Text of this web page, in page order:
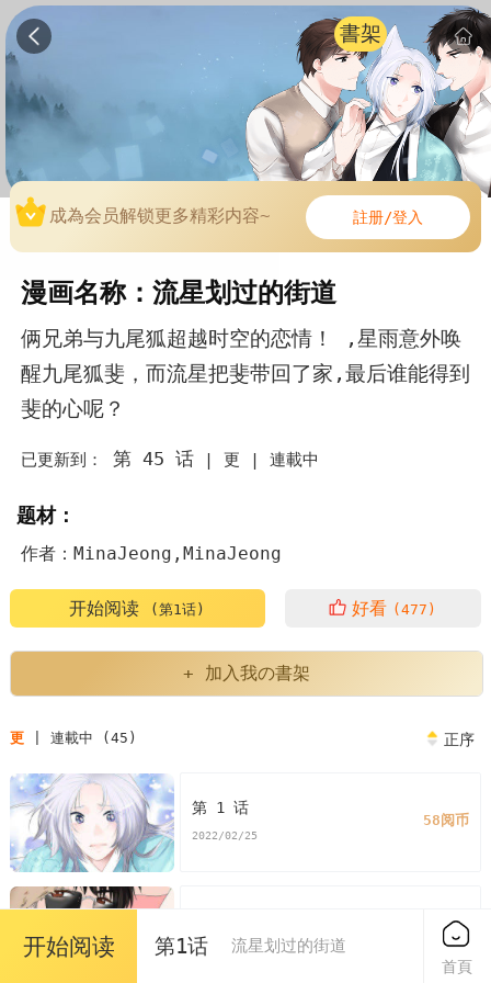
書架
成為会员解锁更多精彩内容~ 註册/登入
漫画名称：流星划过的街道
俩兄弟与九尾狐超越时空的恋情！ ,星雨意外唤
醒九尾狐斐，而流星把斐带回了家,最后谁能得到
斐的心呢？
已更新到： 第 45 话| 更 | 連載中
题材：
作者：MinaJeong,MinaJeong
开始阅读 (第1话) 好看 (477)
+ 加入我の書架
更| 連載中 (45) 正序
第 1 话
2022/02/25
58阅币
2022/02/25
58阅币
开始阅读 第1话 流星划过的街道
首頁